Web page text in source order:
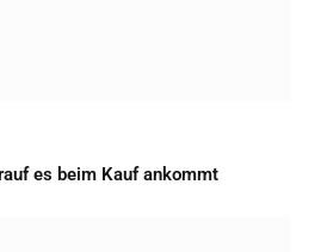
es beim Kauf ankommt